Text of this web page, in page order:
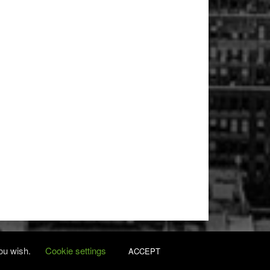
wish. Cookie settings ACCEPT